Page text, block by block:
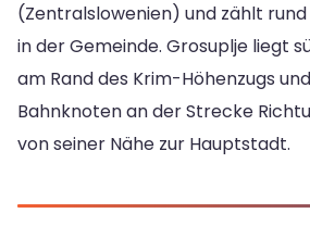
(Zentralslowenien) und zählt rund
in der Gemeinde. Grosuplje liegt
am Rand des Krim-Höhenzugs
Bahnknoten an der Strecke
von seiner Nähe zur Hauptstadt.